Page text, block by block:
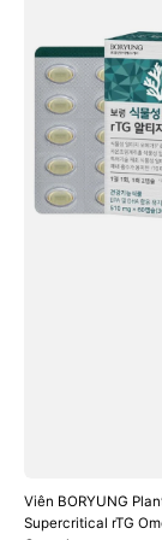
Plant-
Based
Supercritical
rTG
Omega-
#60
Viên BORYUNG
Supercritical rTG